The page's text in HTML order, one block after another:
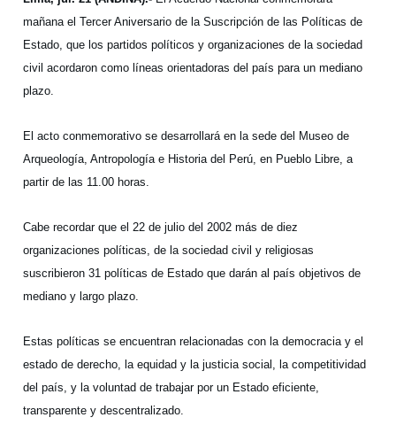
mañana el Tercer Aniversario de la Suscripción de las Políticas de
Estado, que los partidos políticos y organizaciones de la sociedad
civil acordaron como líneas orientadoras del país para un mediano
plazo.
El acto conmemorativo se desarrollará en la sede del Museo de
Arqueología, Antropología e Historia del Perú, en Pueblo Libre, a
partir de las 11.00 horas.
Cabe recordar que el 22 de julio del 2002 más de diez
organizaciones políticas, de la sociedad civil y religiosas
suscribieron 31 políticas de Estado que darán al país objetivos de
mediano y largo plazo.
Estas políticas se encuentran relacionadas con la democracia y el
estado de derecho, la equidad y la justicia social, la competitividad
del país, y la voluntad de trabajar por un Estado eficiente,
transparente y descentralizado.